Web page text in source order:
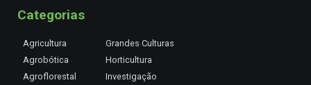
Categorias
Agricultura
Agrobótica
Agroflorestal
Grandes Culturas
Horticultura
Investigação